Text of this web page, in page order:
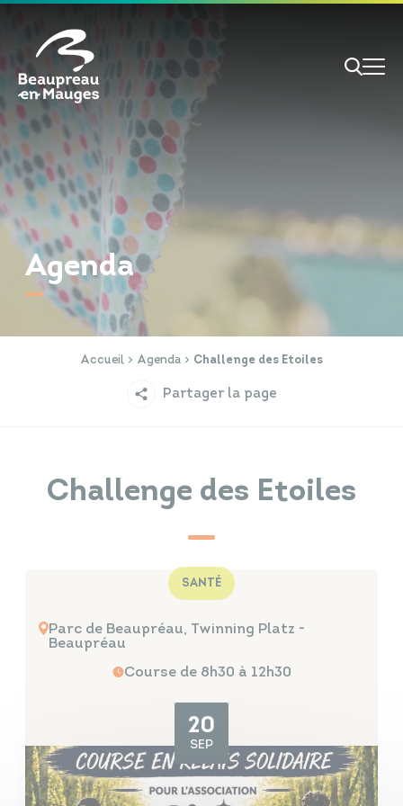
RECHERCHE
Agenda
Accueil Agenda Challenge des Etoiles
Partager la page
Challenge des Etoiles
SANTÉ
Parc de Beaupréau, Twinning Platz -
Beaupréau
Course de 8h30 à 12h30
20
SEP
Je veux
Papiers d'identité Portail Famille
Cookies management panel